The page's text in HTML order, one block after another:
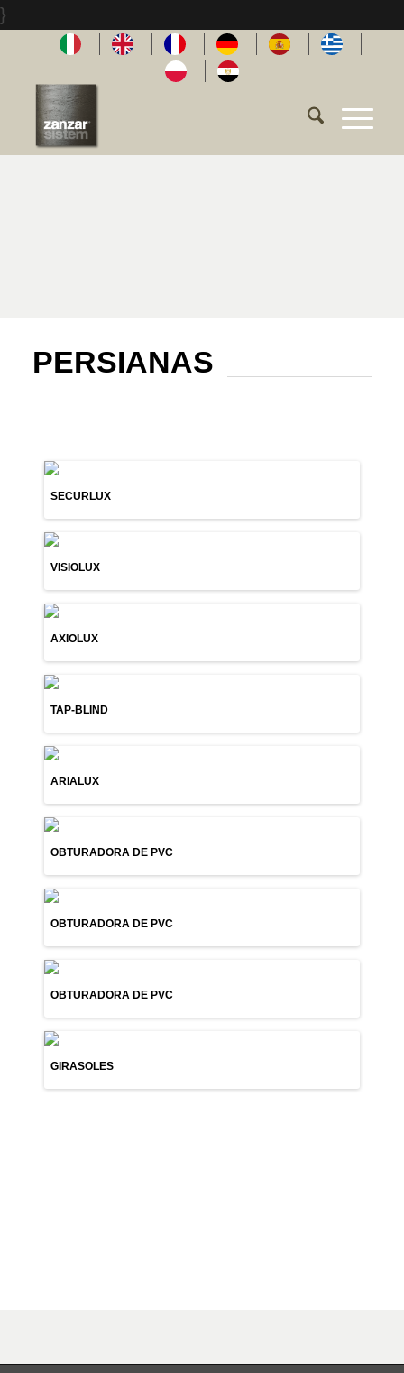
}
PERSIANAS
SECURLUX
VISIOLUX
AXIOLUX
TAP-BLIND
ARIALUX
OBTURADORA DE PVC
OBTURADORA DE PVC
OBTURADORA DE PVC
GIRASOLES